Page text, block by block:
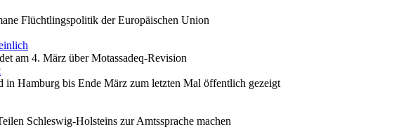
Flüchtlingspolitik der Europäischen Union
am 4. März über Motassadeq-Revision
in Hamburg bis Ende März zum letzten Mal öffentlich gezeigt
Schleswig-Holsteins zur Amtssprache machen